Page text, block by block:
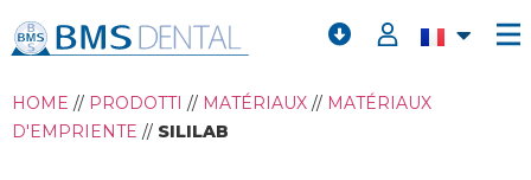
HOME // PRODOTTI // MATÉRIAUX // MATÉRIAUX
D'EMPRIENTE // SILILAB